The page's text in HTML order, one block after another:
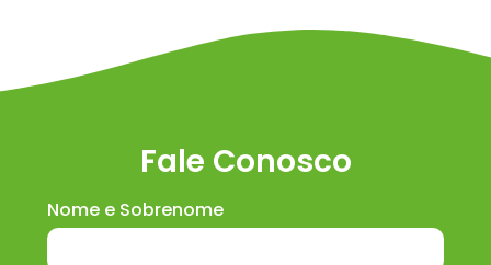
Fale Conosco
Nome e Sobrenome